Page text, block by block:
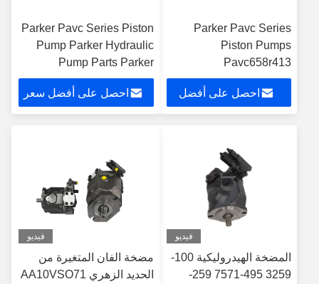
Parker Pavc Series
Piston Pumps
Pavc658r413
Pavc6592L42A13
Pavc6592L42h13
Pavc6592L42hm13
Hydraulic Pumps
احصل على أفضل
Parker Pavc Series Piston
Pump Parker Hydraulic
Pump Parts Parker
Hydraulic Products
Manufacturer
احصل على أفضل سعر
فيديو
المضخة الهيدروليكية 100-
3259 495-7571 259-
فيديو
مضخة الفان المتغيرة من
الحديد الزهري AA10VSO71